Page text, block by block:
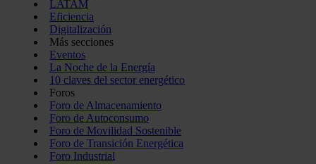
LATAM
Eficiencia
Digitalización
Más secciones
Eventos
La Noche de la Energía
10 claves del sector energético
Foros
Foro de Almacenamiento
Foro de Autoconsumo
Foro de Movilidad Sostenible
Foro de Transición Energética
Foro Industrial